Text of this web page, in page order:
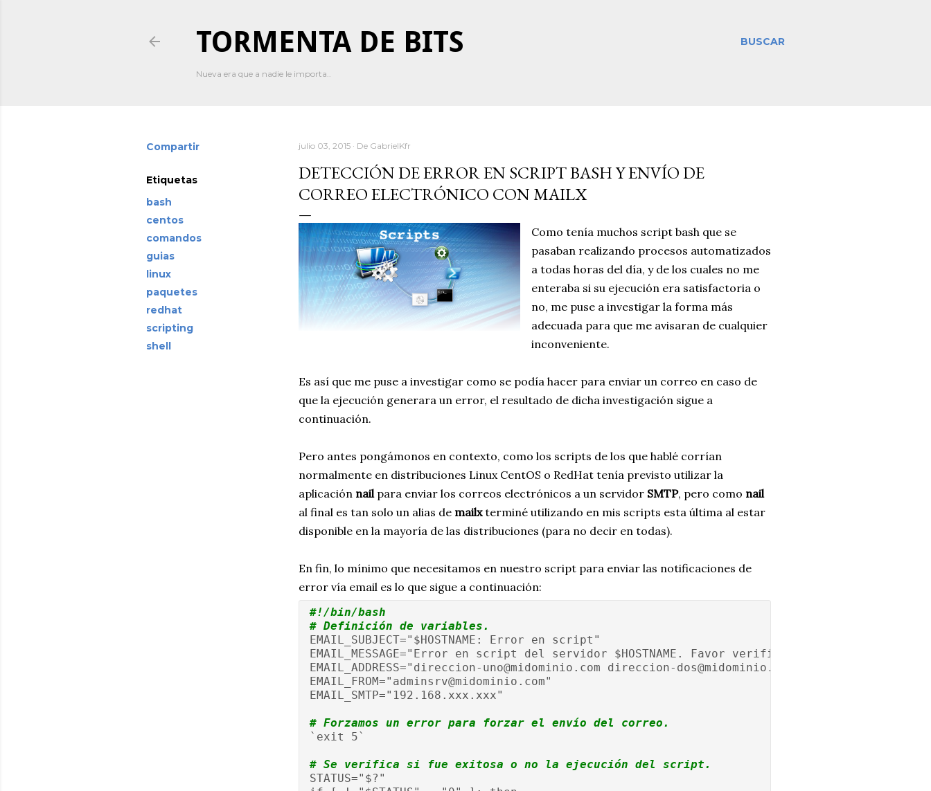
BUSCAR
TORMENTA DE BITS
Nueva era que a nadie le importa..
Compartir
Etiquetas
bash
centos
comandos
guias
linux
paquetes
redhat
scripting
shell
julio 03, 2015 De GabrielKfr
DETECCIÓN DE ERROR EN SCRIPT BASH Y ENVÍO DE
CORREO ELECTRÓNICO CON MAILX
Como tenía muchos script bash que se
pasaban realizando procesos automatizados
a todas horas del día, y de los cuales no me
enteraba si su ejecución era satisfactoria o
no, me puse a investigar la forma más
adecuada para que me avisaran de cualquier
inconveniente.
Es así que me puse a investigar como se podía hacer para enviar un correo en caso de
que la ejecución generara un error, el resultado de dicha investigación sigue a
continuación.
Pero antes pongámonos en contexto, como los scripts de los que hablé corrían
normalmente en distribuciones Linux CentOS o RedHat tenía previsto utilizar la
aplicación nailpara enviar los correos electrónicos a un servidor SMTP, pero como nail
al final es tan solo un alias de mailxterminé utilizando en mis scripts esta última al estar
disponible en la mayoría de las distribuciones (para no decir en todas).
En fin, lo mínimo que necesitamos en nuestro script para enviar las notificaciones de
error vía email es lo que sigue a continuación:
#!/bin/bash
# Definición de variables.
EMAIL_SUBJECT="$HOSTNAME: Error en script"
EMAIL_MESSAGE="Error en script del servidor $HOSTNAME. Favor verificar su
EMAIL_ADDRESS="direccion-uno@midominio.com direccion-dos@midominio.com"
EMAIL_FROM="adminsrv@midominio.com"
EMAIL_SMTP="192.168.xxx.xxx"
# Forzamos un error para forzar el envío del correo.
`exit 5`
# Se verifica si fue exitosa o no la ejecución del script.
STATUS="$?"